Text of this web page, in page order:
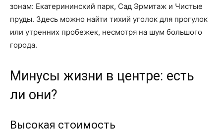
зонам: Екатерининский парк, Сад Эрмитаж и Чистые
пруды. Здесь можно найти тихий уголок для прогулок
или утренних пробежек, несмотря на шум большого
города.
Минусы жизни в центре: есть
ли они?
Высокая стоимость